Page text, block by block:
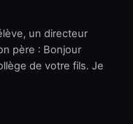
un directeur
père : Bonjour
de votre fils. Je